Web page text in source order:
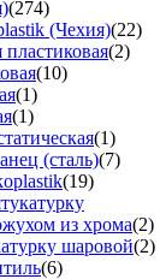
(274)
(Чехия)(22)
(2)
(10)
(1)
(1)
(1)
(сталь)(7)
(19)
из хрома(2)
шаровой(2)
(6)